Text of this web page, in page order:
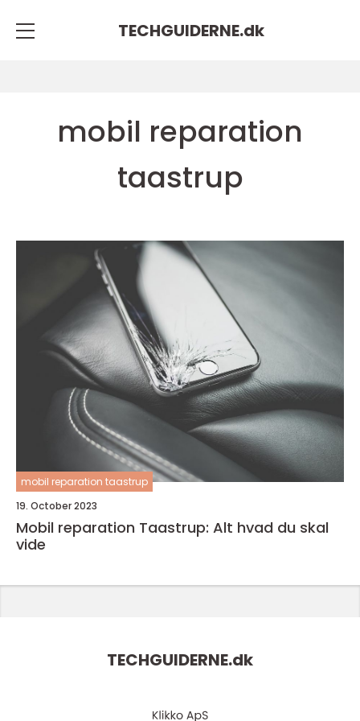
TECHGUIDERNE.dk
mobil reparation
taastrup
mobil reparation taastrup
19. October 2023
Mobil reparation Taastrup: Alt hvad du skal
vide
TECHGUIDERNE.dk